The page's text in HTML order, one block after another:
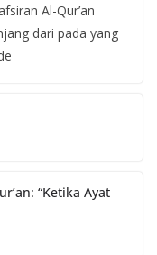
Al-Qur’an
dari pada yang
“Ketika Ayat